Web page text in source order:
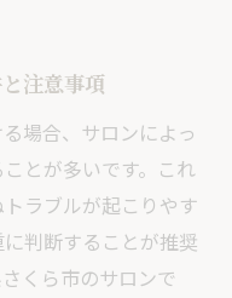
注意事項
場合、サロンによっ
とが多いです。これ
ラブルが起こりやす
判断することが推奨
くら市のサロンで